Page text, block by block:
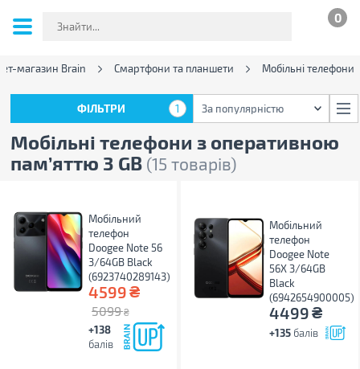
0
магазин Brain Смартфони та планшети Мобільні телефони
Мобільні телефони з оперативною
пам’яттю 3 GB (15 товарів)
ФІЛЬТРИ 1 За популярністю
Мобільний
телефон
Doogee Note 56
3/64GB Black
(6923740289143)
4599₴
5099 ₴
+138
балів
Мобільний
телефон
Doogee Note
56X 3/64GB
Black
(6942654900005)
4499₴
+135 балів
ФІЛЬТРИ 1 За популярністю